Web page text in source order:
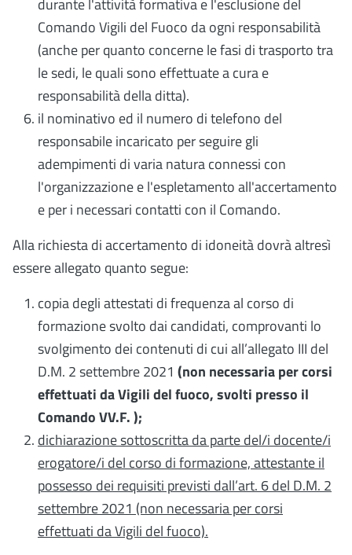
durante l'attività formativa e l'esclusione del
Comando Vigili del Fuoco da ogni responsabilità
(anche per quanto concerne le fasi di trasporto tra
le sedi, le quali sono effettuate a cura e
responsabilità della ditta).
il nominativo ed il numero di telefono del
responsabile incaricato per seguire gli
adempimenti di varia natura connessi con
l'organizzazione e l'espletamento all'accertamento
e per i necessari contatti con il Comando.
Alla richiesta di accertamento di idoneità dovrà altresì
essere allegato quanto segue:
copia degli attestati di frequenza al corso di
formazione svolto dai candidati, comprovanti lo
svolgimento dei contenuti di cui all’allegato III del
D.M. 2 settembre 2021 (non necessaria per corsi
effettuati da Vigili del fuoco, svolti presso il
Comando VV.F. );
dichiarazione sottoscritta da parte del/i docente/i
erogatore/i del corso di formazione, attestante il
possesso dei requisiti previsti dall’art. 6 del D.M. 2
settembre 2021 (non necessaria per corsi
effettuati da Vigili del fuoco).